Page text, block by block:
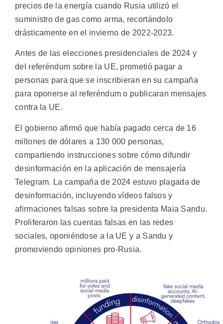
precios de la energía cuando Rusia utilizó el
suministro de gas como arma, recortándolo
drásticamente en el invierno de 2022-2023.
Antes de las elecciones presidenciales de 2024 y
del referéndum sobre la UE, prometió pagar a
personas para que se inscribieran en su campaña
para oponerse al referéndum o publicaran mensajes
contra la UE.
El gobierno afirmó que había pagado cerca de 16
millones de dólares a 130 000 personas,
compartiendo instrucciones sobre cómo difundir
desinformación en la aplicación de mensajería
Telegram. La campaña de 2024 estuvo plagada de
desinformación, incluyendo vídeos falsos y
afirmaciones falsas sobre la presidenta Maia Sandu.
Proliferaron las cuentas falsas en las redes
sociales, oponiéndose a la UE y a Sandu y
promoviendo opiniones pro-Rusia.